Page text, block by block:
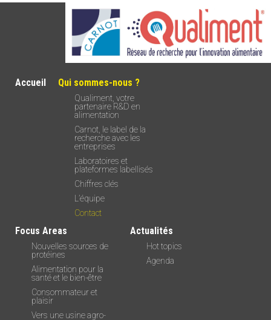
Accueil Qui sommes-nous ?
Qualiment, votre
partenaire R&D en
alimentation
Carnot, le label de la
recherche avec les
entreprises
Laboratoires et
plateformes labellisés
Chiffres clés
L’équipe
Contact
Focus Areas
Nouvelles sources de
protéines
Alimentation pour la
santé et le bien-être
Consommateur et
plaisir
Vers une usine agro-
Actualités
Hot topics
Agenda